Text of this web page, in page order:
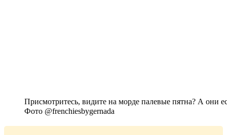
Присмотритесь, видите на морде палевые пятна? А они
Фото @frenchiesbygernada